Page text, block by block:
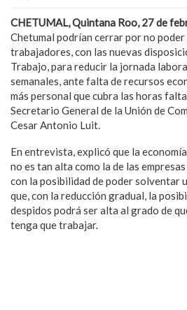
CHETUMAL, Quintana Roo, 27 de
Chetumal podrían cerrar por no
trabajadores, con las nuevas
Trabajo, para reducir la jornada
semanales, ante falta de recursos
más personal que cubra las horas
Secretario General de la Unión de
Cesar Antonio Luit.
En entrevista, explicó que la
no es tan alta como la de las
con la posibilidad de poder solventar
que, con la reducción gradual, la
despidos podrá ser alta al grado de
tenga que trabajar.